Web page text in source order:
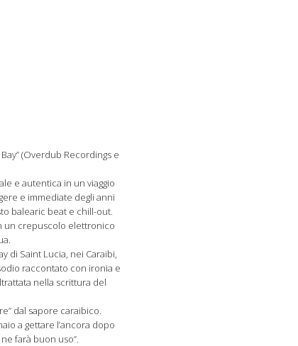
(Overdub Recordings e
e autentica in un viaggio
e immediate degli anni
balearic beat e chill-out.
un crepuscolo elettronico
di Saint Lucia, nei Caraibi,
raccontato con ironia e
nella scrittura del
dal sapore caraibico.
a gettare l’ancora dopo
farà buon uso”.